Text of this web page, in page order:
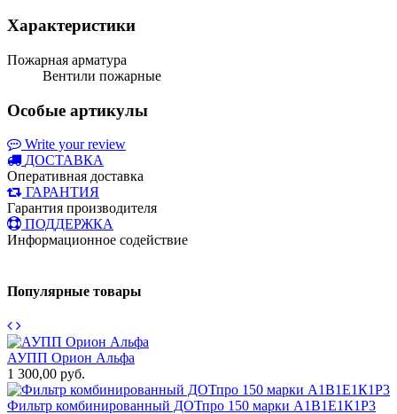
Характеристики
Пожарная арматура
Вентили пожарные
Особые артикулы
Write your review
ДОСТАВКА
Оперативная доставка
ГАРАНТИЯ
Гарантия производителя
ПОДДЕРЖКА
Информационное содействие
Популярные товары
АУПП Орион Альфа
1 300,00 руб.
Фильтр комбинированный ДОТпро 150 марки А1В1Е1К1Р3